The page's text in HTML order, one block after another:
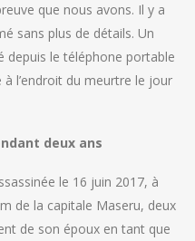
que nous avons. Il y a
sans plus de détails. Un
depuis le téléphone portable
l’endroit du meurtre le jour
deux ans
le 16 juin 2017, à
de la capitale Maseru, deux
de son époux en tant que